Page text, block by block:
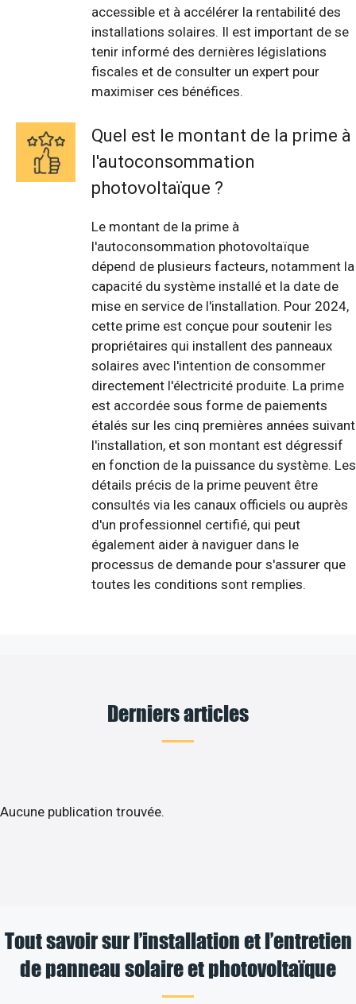
accessible et à accélérer la rentabilité des
installations solaires. Il est important de se
tenir informé des dernières législations
fiscales et de consulter un expert pour
maximiser ces bénéfices.
Quel est le montant de la prime à
l'autoconsommation
photovoltaïque ?
Le montant de la prime à
l'autoconsommation photovoltaïque
dépend de plusieurs facteurs, notamment la
capacité du système installé et la date de
mise en service de l'installation. Pour 2024,
cette prime est conçue pour soutenir les
propriétaires qui installent des panneaux
solaires avec l'intention de consommer
directement l'électricité produite. La prime
est accordée sous forme de paiements
étalés sur les cinq premières années suivant
l'installation, et son montant est dégressif
en fonction de la puissance du système. Les
détails précis de la prime peuvent être
consultés via les canaux officiels ou auprès
d'un professionnel certifié, qui peut
également aider à naviguer dans le
processus de demande pour s'assurer que
toutes les conditions sont remplies.
Derniers articles
Aucune publication trouvée.
Tout savoir sur l’installation et l’entretien
de panneau solaire et photovoltaïque